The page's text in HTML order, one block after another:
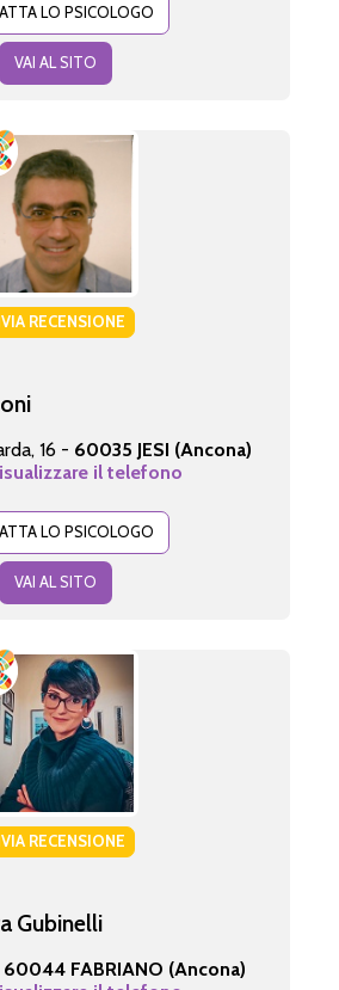
LO PSICOLOGO
VAI AL SITO
RECENSIONE
16 - 60035 JESI (Ancona)
il telefono
LO PSICOLOGO
VAI AL SITO
RECENSIONE
Gubinelli
60044 FABRIANO (Ancona)